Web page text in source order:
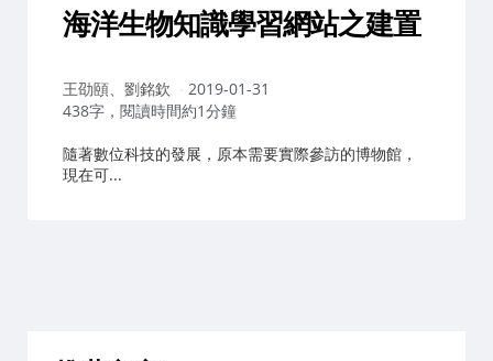
海洋生物知識學習網站之建置
作
者：
王劭頤、劉銘欽
2019-01-31
438字，閱讀時間約1分鐘
隨著數位科技的發展，原本需要實際參訪的博物館，
現在可...